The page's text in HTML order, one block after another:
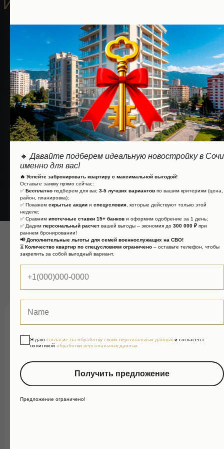
8-800-700-3261
ИЛИ ВЫ ХОТИТЕ ПОСМОТРЕТЬ
ВСЕ САМИ?
БЕСПЛАТНАЯ КОНСУЛЬТАЦИЯ!
ОСТАВИТЬ ЗАЯВКУ
Планировки и цены
от 8 400 000 руб.
*В индивидуальном порядке возможна
🔹Давайте подберем идеальную новостройку в Сочи
именно для вас!
🔥 Успейте забронировать квартиру с максимальной выгодой!
Оставьте заявку прямо сейчас:
✅Бесплатно подберем для вас 3-5 лучших вариантов по вашим критериям (цена,
район, планировка);
✅ Покажем скрытые акции и спецусловия , которые действуют только этой
неделе;
✅ Сравним ипотечные ставки 15+ банков и оформим одобрение за 1 день;
✅ Дадим персональный расчет вашей выгоды – экономия до 300 000 ₽ при
раннем бронировании!
📢 Дополнительные льготы для семей военнослужащих на СВО!
⏳ Количество квартир по спецусловиям ограничено – оставьте телефон, чтобы
закрепить за собой выгодный вариант.
Я даю согласие на обработку своих персональных данных и согласен с
политикой обработки персональных данных
Получить предложение
Предложение ограничено!